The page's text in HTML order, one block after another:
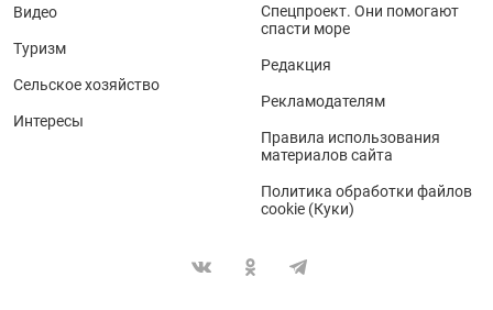
Видео
Туризм
Сельское хозяйство
Интересы
Спецпроект. Они помогают
спасти море
Редакция
Рекламодателям
Правила использования
материалов сайта
Политика обработки файлов
cookie (Куки)